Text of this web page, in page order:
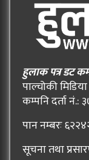
हुलाक पत्र डट
पाल्चोकी
कम्पनि दर्ता नं.:
पान नम्बरः
सूचना तथा